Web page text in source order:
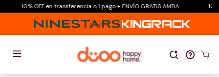
10% OFF en transferencia o 1 pago + ENVÍO GRATIS AMBA